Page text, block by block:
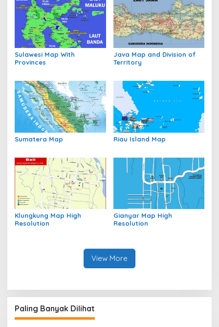
Sulawesi Map With
Provinces
Java Map and Division of
Territory
Sumatera Map Riau Island Map
Klungkung Map High
Resolution
Gianyar Map High
Resolution
View More
Paling Banyak Dilihat